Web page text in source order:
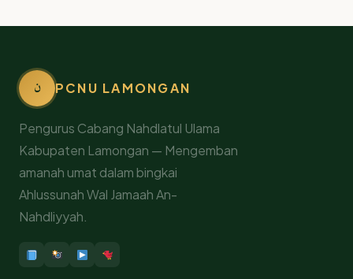
ن PCNU LAMONGAN
Pengurus Cabang Nahdlatul Ulama
Kabupaten Lamongan — Mengemban
amanah umat dalam bingkai
Ahlussunah Wal Jamaah An-
Nahdliyyah.